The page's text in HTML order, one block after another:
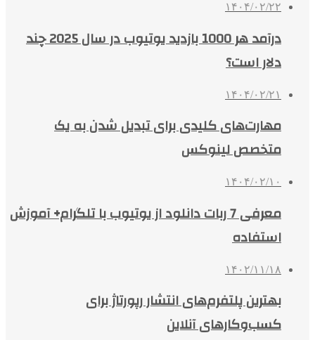
۱۴۰۴/۰۲/۲۲
درآمد هر 1000 بازدید یوتیوب در سال 2025 چند
دلار است؟
۱۴۰۴/۰۲/۲۱
مهارت‌های کلیدی برای تبدیل شدن به یک
متخصص لینوکس
۱۴۰۴/۰۲/۱۰
معرفی 7 ربات دانلود از یوتیوب با تلگرام+ آموزش
استفاده
۱۴۰۲/۱۱/۱۸
بهترین پلتفرم‌های انتشار رپورتاژ برای
کسب‌وکارهای آنلاین